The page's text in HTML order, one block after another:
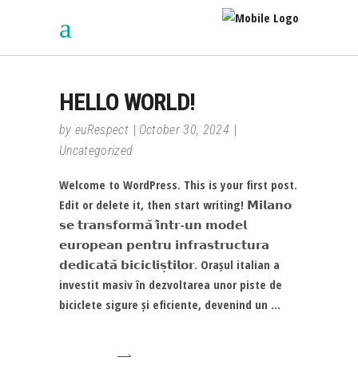
HELLO WORLD!
by euRespect
October 30, 2024
Uncategorized
Welcome to WordPress. This is your first post.
Edit or delete it, then start writing! 𝗠𝗶𝗹𝗮𝗻𝗼
𝘀𝗲 𝘁𝗿𝗮𝗻𝘀𝗳𝗼𝗿𝗺𝗮̆ 𝗶̂𝗻𝘁𝗿-𝘂𝗻 𝗺𝗼𝗱𝗲𝗹
𝗲𝘂𝗿𝗼𝗽𝗲𝗮𝗻 𝗽𝗲𝗻𝘁𝗿𝘂 𝗶𝗻𝗳𝗿𝗮𝘀𝘁𝗿𝘂𝗰𝘁𝘂𝗿𝗮
𝗱𝗲𝗱𝗶𝗰𝗮𝘁𝗮̆ 𝗯𝗶𝗰𝗶𝗰𝗹𝗶𝘀̦𝘁𝗶𝗹𝗼𝗿. Orașul italian a
investit masiv în dezvoltarea unor piste de
biciclete sigure și eficiente, devenind un